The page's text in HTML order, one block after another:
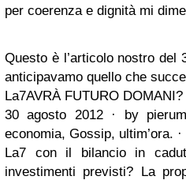
per coerenza e dignità mi
Questo è l’articolo nostro del
anticipavamo quello che
La7AVRÀ FUTURO DOMANI?
30 agosto 2012 · by
economia, Gossip, ultim’ora. ·
La7 con il bilancio in
investimenti previsti? La